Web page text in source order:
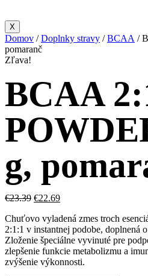
X
Domov /Doplnky stravy /BCAA /
pomaranč
Zľava!
BCAA
g,
€23.39 €22.69
Chuťovo vyladená zmes troch
2:1:1 v instantnej podobe, doplnená
Zloženie špeciálne vyvinuté pre
zlepšenie funkcie metabolizmu a
zvýšenie výkonnosti.